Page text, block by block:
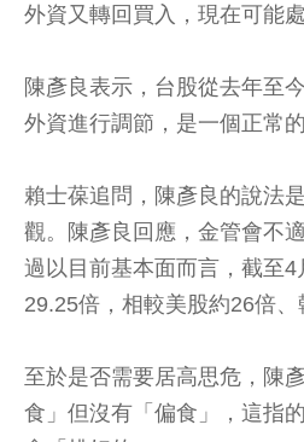
外資又轉回買入，現在可能
陳彥良表示，台股從去年至
外資進行調節，是一個正常的
賴士葆追問，陳彥良的說法
觀。陳彥良回應，金管會不
過以目前基本面而言，截至4
29.25倍，相較美股約26倍、
至於是否需要居高思危，陳
食」但沒有「偏食」，這指